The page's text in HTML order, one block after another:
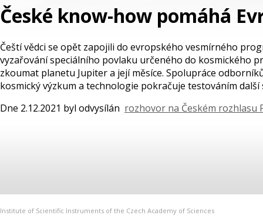
České know-how pomáhá
Čeští vědci se opět zapojili do evropského vesmírného
vyzařování speciálního povlaku určeného do kosmického
zkoumat planetu Jupiter a její měsíce. Spolupráce
kosmický výzkum a technologie pokračuje testováním
Dne 2.12.2021 byl odvysílán rozhovor na Českém rozhlasu
Institute of Scientific Instruments of the Czech Academy of Sciences